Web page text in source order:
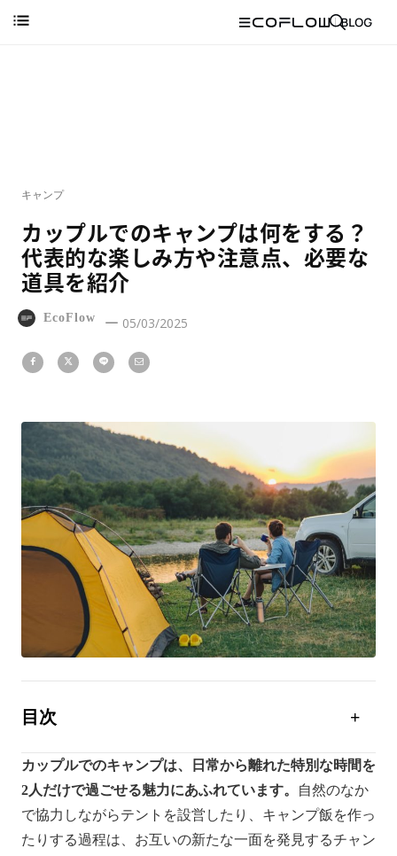
キャンプ
カップルでのキャンプは何をする？
代表的な楽しみ方や注意点、必要な
道具を紹介
EcoFlow 05/03/2025
目次
カップルキャンプは何をする？代表的な楽しみ方
カップルキャンプの注意点
カップルキャンプに必要な道具
カップルでのキャンプは、日常から離れた特別な時間を
2人だけで過ごせる魅力にあふれています。
自然のなか
で協力しながらテントを設営したり、キャンプ飯を作っ
たりする過程は、お互いの新たな一面を発見するチャン